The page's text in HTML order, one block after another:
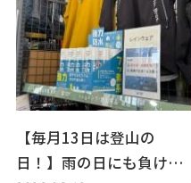
【毎月13日は登山の
日！】雨の日にも負け